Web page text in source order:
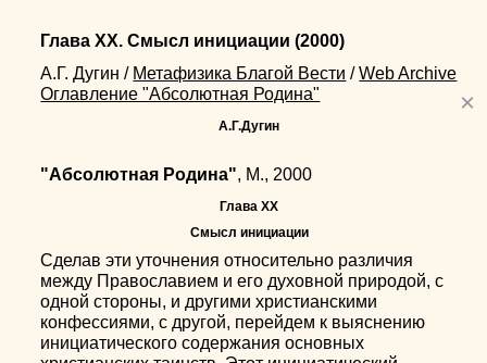
×
Глава XX. Смысл инициации (2000)
А.Г. Дугин / Метафизика Благой Вести / Web Archive
Оглавление "Абсолютная Родина"
А.Г.Дугин
"Абсолютная Родина", М., 2000
Глава XX
Смысл инициации
Сделав эти уточнения относительно различия
между Православием и его духовной природой, с
одной стороны, и другими христианскими
конфессиями, с другой, перейдем к выяснению
инициатического содержания основных